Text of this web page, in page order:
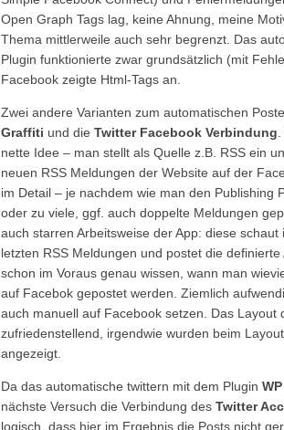
Open Graph Tags lag, keine Ahnung, meine
Thema mittlerweile auch sehr begrenzt. Das
Plugin funktionierte zwar grundsätzlich (mit
Facebook zeigte Html-Tags an.
Zwei andere Varianten zum automatischen
Graffiti und die Twitter Facebook Verbindung
nette Idee – man stellt als Quelle z.B. RSS ein
neuen RSS Meldungen der Website auf der
im Detail – je nachdem wie man den Publishing
oder zu viele, ggf. auch doppelte Meldungen
auch starren Arbeitsweise der App: diese
letzten RSS Meldungen und postet die
schon im Voraus genau wissen, wann man
auf Facebok gepostet werden. Ziemlich
auch manuell auf Facebook setzen. Das
zufriedenstellend, irgendwie wurden beim
angezeigt.
Da das automatische twittern mit dem Plugin
nächste Versuch die Verbindung des Twitter
logisch, dass hier im Ergebnis die Posts nicht